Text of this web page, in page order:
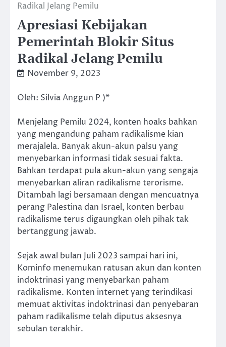
Radikal Jelang Pemilu
Apresiasi Kebijakan
Pemerintah Blokir Situs
Radikal Jelang Pemilu
November 9, 2023
Oleh: Silvia Anggun P )*
Menjelang Pemilu 2024, konten hoaks bahkan
yang mengandung paham radikalisme kian
merajalela. Banyak akun-akun palsu yang
menyebarkan informasi tidak sesuai fakta.
Bahkan terdapat pula akun-akun yang sengaja
menyebarkan aliran radikalisme terorisme.
Ditambah lagi bersamaan dengan mencuatnya
perang Palestina dan Israel, konten berbau
radikalisme terus digaungkan oleh pihak tak
bertanggung jawab.
Sejak awal bulan Juli 2023 sampai hari ini,
Kominfo menemukan ratusan akun dan konten
indoktrinasi yang menyebarkan paham
radikalisme. Konten internet yang terindikasi
memuat aktivitas indoktrinasi dan penyebaran
paham radikalisme telah diputus aksesnya
sebulan terakhir.